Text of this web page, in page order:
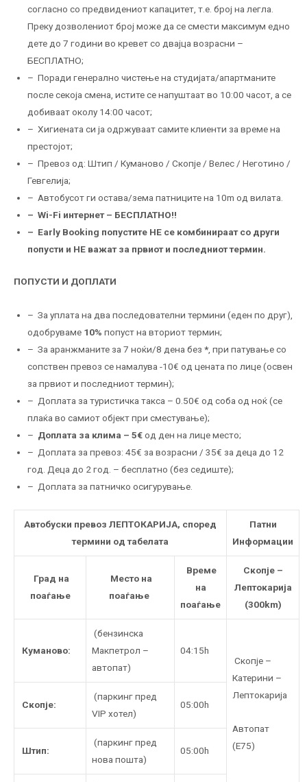
согласно со предвидениот капацитет, т.е. број на легла.
Преку дозволениот број може да се смести максимум едно
дете до 7 години во кревет со двајца возрасни –
БЕСПЛАТНО;
– Поради генерално чистење на студијата/апартманите
после секоја смена, истите се напуштаат во 10:00 часот, а се
добиваат околу 14:00 часот;
– Хигиената си ја одржуваат самите клиенти за време на
престојот;
– Превоз од: Штип / Куманово / Скопје / Велес / Неготино /
Гевгелија;
– Автобусот ги остава/зема патниците на 10m од вилата.
– Wi-Fi интернет – БЕСПЛАТНО!!
– Еarly Booking попустите НЕ се комбинираат со други
попусти и НE важат за првиот и последниот термин.
ПОПУСТИ И ДОПЛАТИ
– За уплата на два последователни термини (еден по друг),
одобруваме 10% попуст на вториот термин;
– За аранжманите за 7 ноќи/8 дена без *, при патување со
сопствен превоз се намалува -10€ од цената по лице (освен
за првиот и последниот термин);
– Доплата за туристичка такса – 0.50€ од соба од ноќ (се
плаќа во самиот објект при сместување);
– Доплата за клима – 5€од ден на лице место;
– Доплата за превоз: 45€ за возрасни / 35€ за деца до 12
год. Деца до 2 год. – бесплатно (без седиште);
– Доплата за патничко осигурување.
Автобуски превоз ЛЕПТОКАРИЈА, според
термини од табелата
Патни
Информации
Град на
поаѓање
Mесто на
поаѓање
Време
на
поаѓање
Скопје –
Лептокарија
(300km)
Куманово:
(бензинска
Макпетрол –
автопат)
04:15h
Скопје –
Катерини –
Лептокарија
Автопат
(Е75)
Скопје:
(паркинг пред
VIP хотел)
05:00h
Штип:
(паркинг пред
нова пошта)
05:00h